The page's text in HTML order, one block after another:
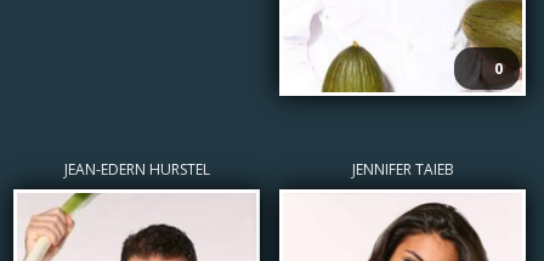
🤍 0
JEAN-EDERN HURSTEL JENNIFER TAIEB